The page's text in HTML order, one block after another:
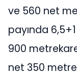
ve 560 net
payında
900
net 350